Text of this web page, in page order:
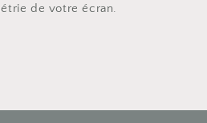
de votre écran.